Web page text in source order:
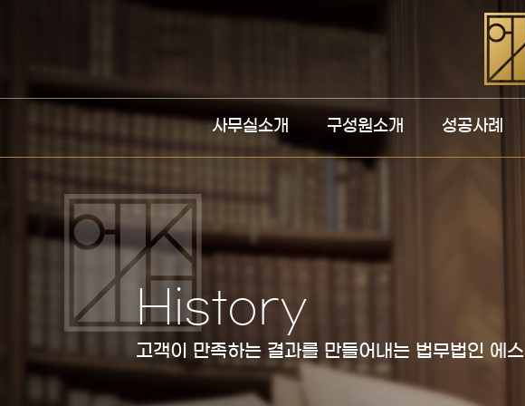
사무실소개 구성원소개 성공사례
History
고객이 만족하는 결과를 만들어내는 법무법인 에스